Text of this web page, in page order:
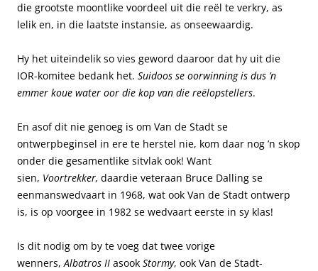
die grootste moontlike voordeel uit die reël te verkry, as
lelik en, in die laatste instansie, as onseewaardig.
Hy het uiteindelik so vies geword daaroor dat hy uit die
IOR-komitee bedank het. Suidoos se oorwinning is dus ’n
emmer koue water oor die kop van die reëlopstellers.
En asof dit nie genoeg is om Van de Stadt se
ontwerpbeginsel in ere te herstel nie, kom daar nog ’n skop
onder die gesamentlike sitvlak ook! Want
sien, Voortrekker, daardie veteraan Bruce Dalling se
eenmanswedvaart in 1968, wat ook Van de Stadt ontwerp
is, is op voorgee in 1982 se wedvaart eerste in sy klas!
Is dit nodig om by te voeg dat twee vorige
wenners,Albatros II asook Stormy, ook Van de Stadt-